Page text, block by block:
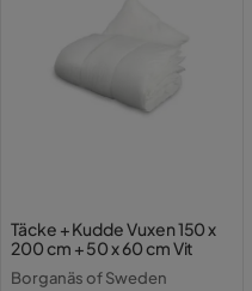
Täcke + Kudde Vuxen 150 x
200 cm + 50 x 60 cm Vit
Borganäs of Sweden